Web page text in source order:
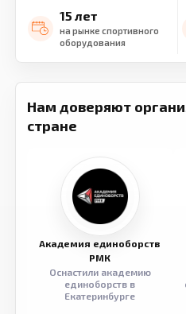
15 лет
на рынке спортивного
оборудования
Нам доверяют
стране
Академия единоборств
РМК
Оснастили академию
единоборств в
Екатеринбурге